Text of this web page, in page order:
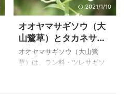
オノエランは山の上に生える
蘭の意とのこと、まさに天上
のような田代山の頂上に咲い
ていました。 上のオノエラン
（尾上蘭）は、２００３年７
月５日に田代山で撮影したも
2021/1/10
オオヤマサギソウ（大
山鷺草）とタカネサギ
ソウ（高嶺鷺草）の比
較
オオヤマサギソウ（大山鷺
草）は、ラン科・ツレサギソ